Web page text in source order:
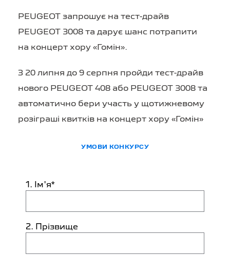
PEUGEOT запрошує на тест-драйв
PEUGEOT 3008 та дарує шанс потрапити
на концерт хору «Гомін».
З 20 липня до 9 серпня пройди тест-драйв
нового PEUGEOT 408 або PEUGEOT 3008 та
автоматично бери участь у щотижневому
розіграші квитків на концерт хору «Гомін»
УМОВИ КОНКУРСУ